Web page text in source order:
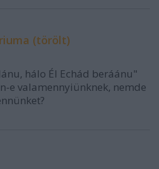
(törölt)
hálo Él Echád beráánu"
e valamennyiünknek, nemde